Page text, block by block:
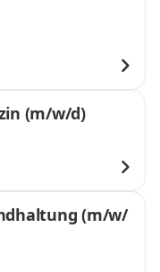
(m/w/d)
(m/w/